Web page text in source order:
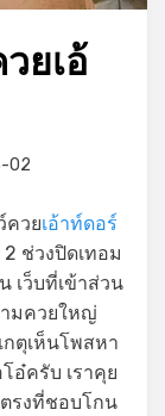
ยเอ้
02
ควยเอ้าท์ดอร์
ช่วงปิดเทอม
เว็บที่เข้าส่วน
มควยใหญ่
ตุเห็นโพสหา
อ๋ครับ เราคุย
รงที่ชอบโกน